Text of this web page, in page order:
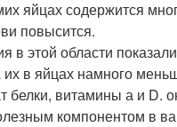
яйцах содержится
повысится.
этой области
в яйцах намного
витамины а и D.
компонентом в